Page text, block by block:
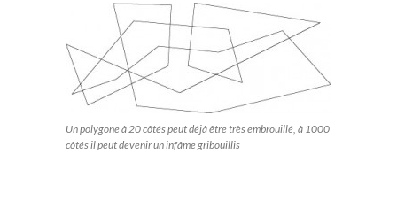
Un polygone à 20 côtés peut déjà être très embrouillé, à 1000
côtés il peut devenir un infâme gribouillis